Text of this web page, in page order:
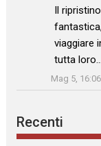
: “
Il
viaggiare
tutta
”
Mag 5, 16:06
Recenti